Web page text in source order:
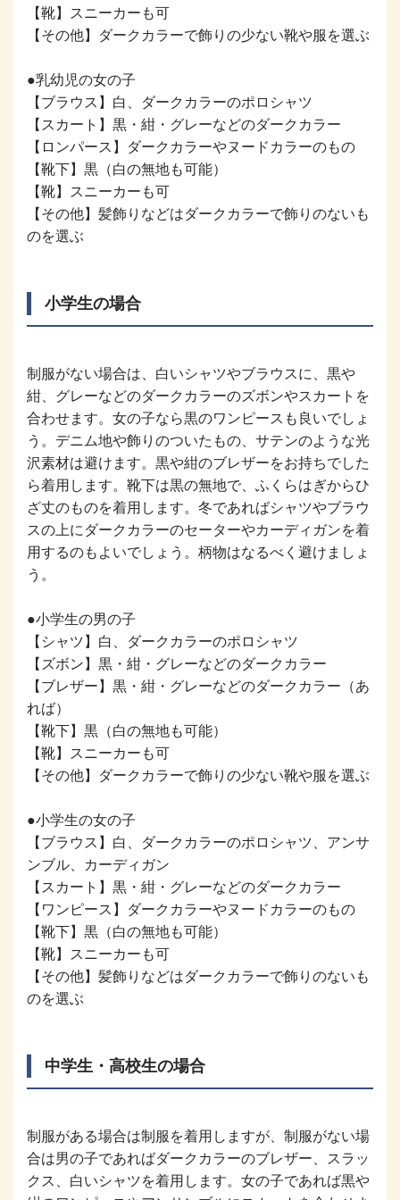
【靴】スニーカーも可
【その他】ダークカラーで飾りの少ない靴や服を選ぶ
●乳幼児の女の子
【ブラウス】白、ダークカラーのポロシャツ
【スカート】黒・紺・グレーなどのダークカラー
【ロンパース】ダークカラーやヌードカラーのもの
【靴下】黒（白の無地も可能）
【靴】スニーカーも可
【その他】髪飾りなどはダークカラーで飾りのないも
のを選ぶ
小学生の場合
制服がない場合は、白いシャツやブラウスに、黒や
紺、グレーなどのダークカラーのズボンやスカートを
合わせます。女の子なら黒のワンピースも良いでしょ
う。デニム地や飾りのついたもの、サテンのような光
沢素材は避けます。黒や紺のブレザーをお持ちでした
ら着用します。靴下は黒の無地で、ふくらはぎからひ
ざ丈のものを着用します。冬であればシャツやブラウ
スの上にダークカラーのセーターやカーディガンを着
用するのもよいでしょう。柄物はなるべく避けましょ
う。
●小学生の男の子
【シャツ】白、ダークカラーのポロシャツ
【ズボン】黒・紺・グレーなどのダークカラー
【ブレザー】黒・紺・グレーなどのダークカラー（あ
れば）
【靴下】黒（白の無地も可能）
【靴】スニーカーも可
【その他】ダークカラーで飾りの少ない靴や服を選ぶ
●小学生の女の子
【ブラウス】白、ダークカラーのポロシャツ、アンサ
ンブル、カーディガン
【スカート】黒・紺・グレーなどのダークカラー
【ワンピース】ダークカラーやヌードカラーのもの
【靴下】黒（白の無地も可能）
【靴】スニーカーも可
【その他】髪飾りなどはダークカラーで飾りのないも
のを選ぶ
中学生・高校生の場合
制服がある場合は制服を着用しますが、制服がない場
合は男の子であればダークカラーのブレザー、スラッ
クス、白いシャツを着用します。女の子であれば黒や